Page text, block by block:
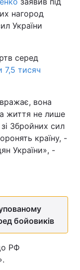
нагород
України
серед
7,5 тисяч
вона
життя не лише
Збройних сил
країну, -
України», -
бойовиків
РФ